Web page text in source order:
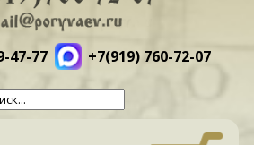
47-77 +7(919) 760-72-07